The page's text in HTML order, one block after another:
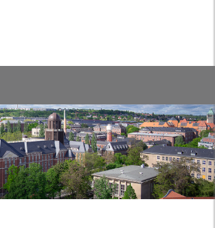
Dresden